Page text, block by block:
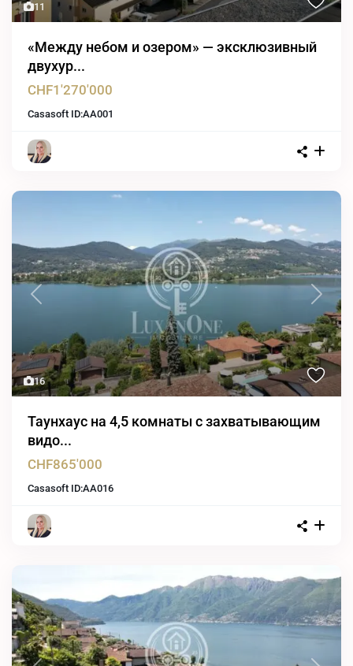
11
«Между небом и озером» — эксклюзивный
двухур...
CHF1'270'000
Casasoft ID:AA001
16
Previous Next
Таунхаус на 4,5 комнаты с захватывающим
видо...
CHF865'000
Casasoft ID:AA016